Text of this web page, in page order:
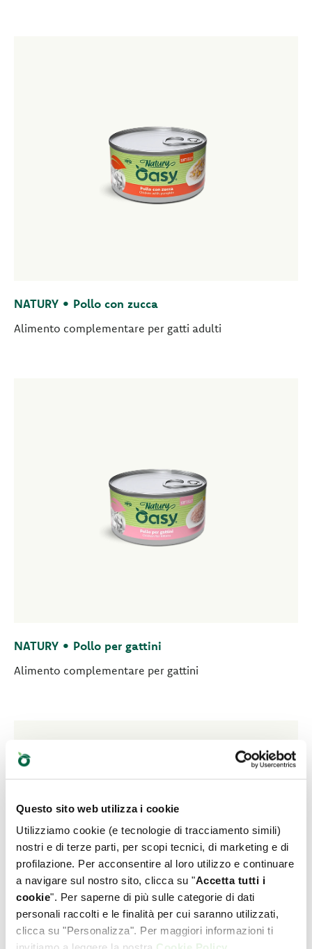
Questo sito web utilizza i cookie
Utilizziamo cookie (e tecnologie di tracciamento simili)
nostri e di terze parti, per scopi tecnici, di marketing e di
profilazione. Per acconsentire al loro utilizzo e continuare
a navigare sul nostro sito, clicca su "Accetta tutti i
cookie". Per saperne di più sulle categorie di dati
personali raccolti e le finalità per cui saranno utilizzati,
clicca su "Personalizza". Per maggiori informazioni ti
NATURY • Pollo con zucca
Alimento complementare per gatti adulti
NATURY • Pollo per gattini
Alimento complementare per gattini